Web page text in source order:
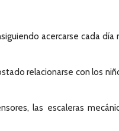
acercarse cada día
relacionarse con los
las escaleras